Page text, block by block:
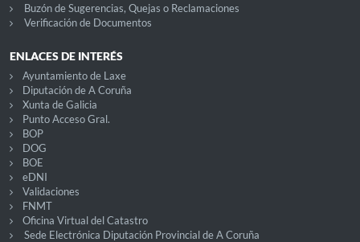
Buzón de Sugerencias, Quejas o Reclamaciones
Verificación de Documentos
ENLACES DE INTERÉS
Ayuntamiento de Laxe
Diputación de A Coruña
Xunta de Galicia
Punto Acceso Gral.
BOP
DOG
BOE
eDNI
Validaciones
FNMT
Oficina Virtual del Catastro
Sede Electrónica Diputación Provincial de A Coruña